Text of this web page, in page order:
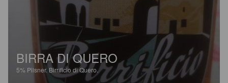
BIRRA DI QUERO
5% Pilsner. Birrificio di Quero.